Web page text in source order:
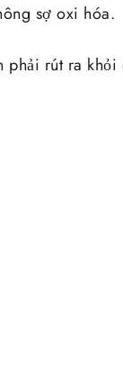
sợ oxi hóa.
rút ra